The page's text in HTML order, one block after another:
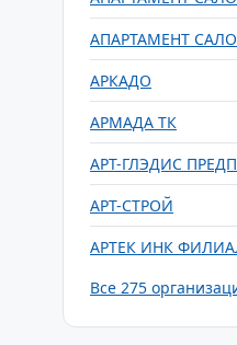
АПАРТАМЕНТ
АРКАДО
АРМАДА ТК
АРТ-ГЛЭДИС
АРТ-СТРОЙ
АРТЕК ИНК
Все 275